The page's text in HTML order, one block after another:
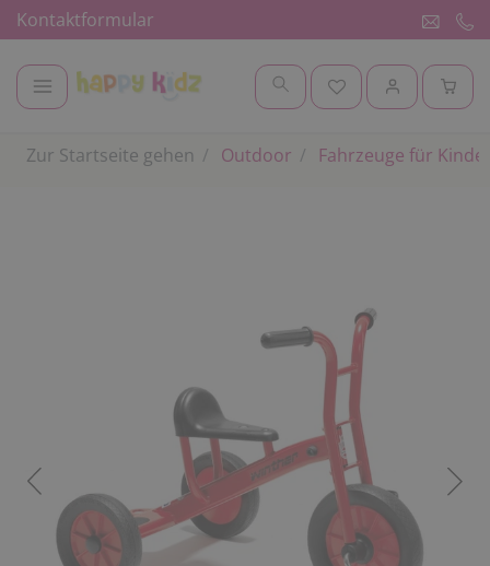
Kontaktformular
Zur Startseite gehen Outdoor Fahrzeuge für